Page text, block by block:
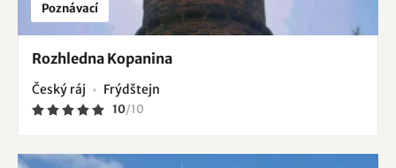
Poznávací
Rozhledna Kopanina
Český ráj Frýdštejn
10/10